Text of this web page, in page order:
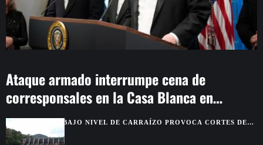
Ataque armado interrumpe cena de
corresponsales en la Casa Blanca en
WashingtonBAJO NIVEL DE CARRAÍZO PROVOCA CORTES DE